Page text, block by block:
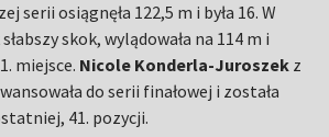
serii osiągnęła 122,5 m i była 16. W
skok, wylądowała na 114 m i
miejsce. Nicole Konderla-Juroszek z
do serii finałowej i została
41. pozycji.